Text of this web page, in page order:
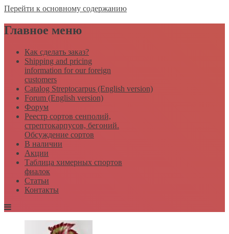
Перейти к основному содержанию
Главное меню
Как сделать заказ?
Shipping and pricing
information for our foreign
customers
Catalog Streptocarpus (English version)
Forum (English version)
Форум
Реестр сортов сенполий,
стрептокарпусов, бегоний.
Обсуждение сортов
В наличии
Акции
Таблица химерных спортов
фиалок
Статьи
Контакты